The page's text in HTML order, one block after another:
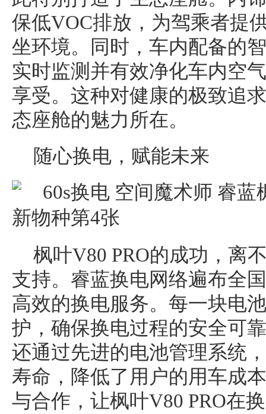
保低VOC排放，为驾乘者提
坐环境。同时，车内配备的
实时监测并有效净化车内空
享受。这种对健康的极致追
态座舱的魅力所在。
随心换电，赋能未来
枫叶V80 PRO的成功，离
支持。睿蓝换电网络遍布全
高效的换电服务。每一块电
护，确保换电过程的安全可
还通过先进的电池管理系统
寿命，降低了用户的用车成
与合作，让枫叶V80 PRO在